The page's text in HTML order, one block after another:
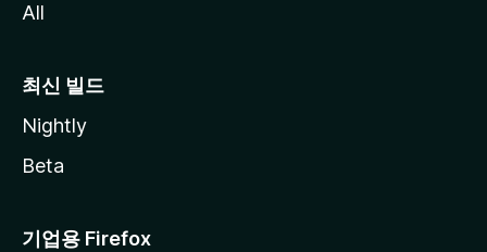
All
최신 빌드
Nightly
Beta
기업용 Firefox